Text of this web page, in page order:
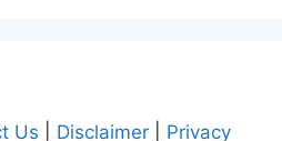
Us Disclaimer| Privacy